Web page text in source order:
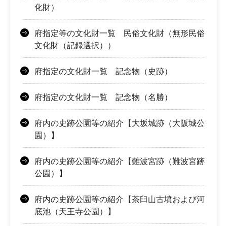
化財）
府指定等の文化財一覧 民俗文化財（無形民俗
文化財（記録選択））
府指定の文化財一覧 記念物（史跡）
府指定の文化財一覧 記念物（名勝）
府内の史跡公園等の紹介【大坂城跡（大阪城公
園）】
府内の史跡公園等の紹介【難波宮跡（難波宮跡
公園）】
府内の史跡公園等の紹介【茶臼山古墳および河
底池（天王寺公園）】